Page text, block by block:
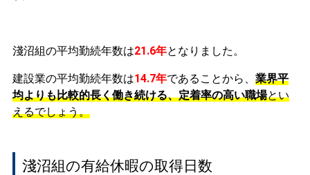
淺沼組の平均勤続年数は21.6年となりました。
建設業の平均勤続年数は14.7年であることから、 業界平
均よりも比較的長く働き続ける、定着率の高い職場とい
えるでしょう。
淺沼組の有給休暇の取得日数